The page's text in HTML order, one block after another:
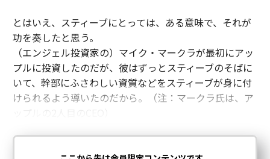
とはいえ、スティーブにとっては、ある意味で、それが
功を奏したと思う。
（エンジェル投資家の）マイク・マークラが最初にアッ
プルに投資したのだが、彼はずっとスティーブのそばに
いて、幹部にふさわしい資質などをスティーブが身に付
けられるよう導いたのだから。（注：マークラ氏は、ア